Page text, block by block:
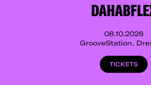
08.10.2026
GrooveStation,
TICKETS